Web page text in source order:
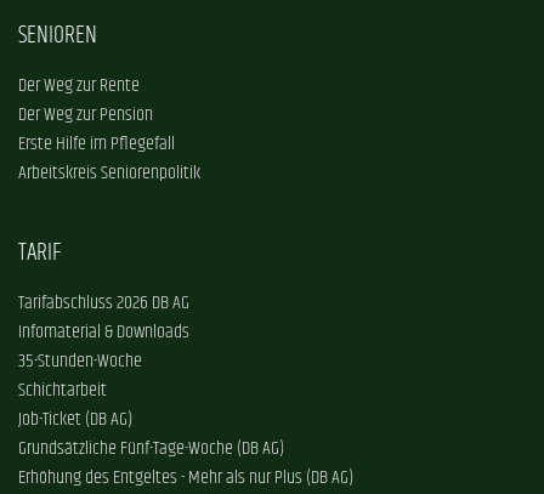
SENIOREN
Der Weg zur Rente
Der Weg zur Pension
Erste Hilfe im Pflegefall
Arbeitskreis Seniorenpolitik
TARIF
Tarifabschluss 2026 DB AG
Infomaterial & Downloads
35-Stunden-Woche
Schichtarbeit
Job-Ticket (DB AG)
Grundsätzliche Fünf-Tage-Woche (DB AG)
Erhöhung des Entgeltes - Mehr als nur Plus (DB AG)